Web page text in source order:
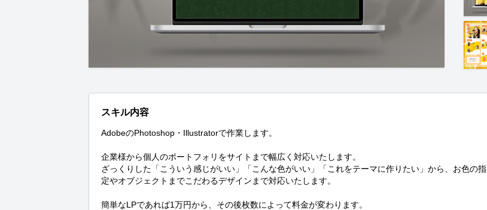
スキル内容
AdobeのPhotoshop・Illustratorで作業します。
企業様から個人のポートフォリをサイトまで幅広く対応いたします。
ざっくりした「こういう感じがいい」「こんな色がいい」「これをテーマに作りたい」から、お色の指
定やオブジェクトまでこだわるデザインまで対応いたします。
簡単なLPであれば1万円から、その後枚数によって料金が変わります。